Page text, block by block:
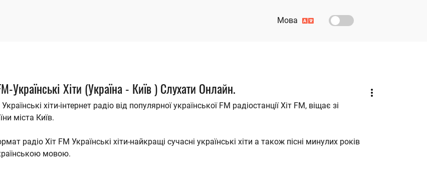
Мова
Українські Хіти (Україна - Київ ) Слухати Онлайн.
хіти-інтернет радіо від популярної української FM радіостанції Хіт FM, віщає зі
міста Київ.
радіо Хіт FM Українські хіти-найкращі сучасні українські хіти а також пісні минулих років
мовою.